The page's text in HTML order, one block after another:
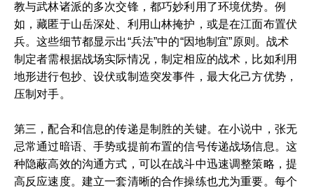
教与武林诸派的多次交锋，都巧妙利用了环境优势。例
如，藏匿于山岳深处、利用山林掩护，或是在江面布置伏
兵。这些细节都显示出“兵法”中的“因地制宜”原则。战术
制定者需根据战场实际情况，制定相应的战术，比如利用
地形进行包抄、设伏或制造突发事件，最大化己方优势，
压制对手。
第三，配合和信息的传递是制胜的关键。在小说中，张无
忌常通过暗语、手势或提前布置的信号传递战场信息。这
种隐蔽高效的沟通方式，可以在战斗中迅速调整策略，提
高反应速度。建立一套清晰的合作操练也尤为重要。每个